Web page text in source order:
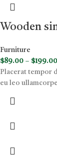
Wooden
Furniture
$89.00 – $199.00
Placerat tempor
eu leo